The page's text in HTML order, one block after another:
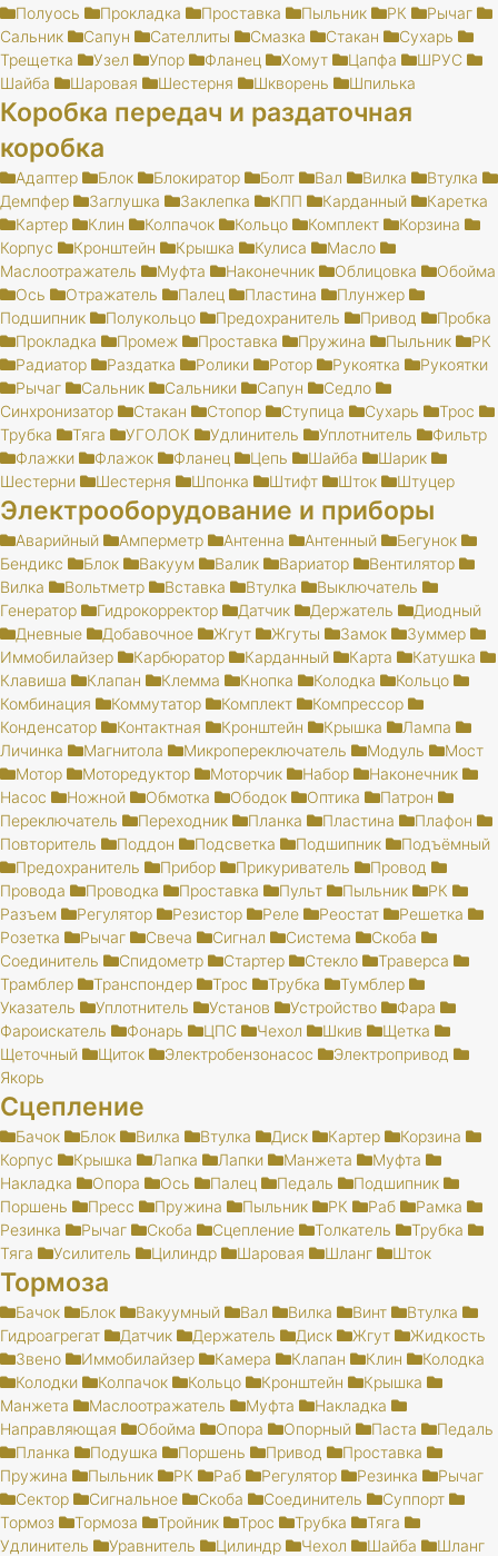
Полуось
Прокладка Проставка Пыльник РК
Рычаг
Сальник
Сапун Сателлиты Смазка Стакан
Сухарь
Трещетка
Узел Упор Фланец Хомут Цапфа
ШРУС
Шайба
Шаровая Шестерня Шкворень Шпилька
Коробка передач и раздаточная
коробка
Адаптер Блок Блокиратор Болт Вал Вилка
Втулка
Демпфер
Заглушка Заклепка КПП Карданный
Каретка
Картер
Клин Колпачок Кольцо Комплект
Корзина
Корпус
Кронштейн Крышка Кулиса
Масло
Маслоотражатель
Муфта Наконечник Облицовка
Обойма
Ось
Отражатель Палец Пластина
Плунжер
Подшипник
Полукольцо Предохранитель Привод
Пробка
Прокладка
Промеж Проставка Пружина Пыльник
РК
Радиатор
Раздатка Ролики Ротор Рукоятка
Рукоятки
Рычаг
Сальник Сальники Сапун
Седло
Синхронизатор
Стакан Стопор Ступица Сухарь
Трос
Трубка
Тяга УГОЛОК Удлинитель Уплотнитель
Фильтр
Флажки
Флажок Фланец Цепь Шайба
Шарик
Шестерни
Шестерня Шпонка Штифт Шток Штуцер
Электрооборудование и приборы
Аварийный Амперметр Антенна Антенный
Бегунок
Бендикс
Блок Вакуум Валик Вариатор
Вентилятор
Вилка
Вольтметр Вставка Втулка
Выключатель
Генератор
Гидрокорректор Датчик Держатель
Диодный
Дневные
Добавочное Жгут Жгуты Замок
Зуммер
Иммобилайзер
Карбюратор Карданный Карта
Катушка
Клавиша
Клапан Клемма Кнопка Колодка
Кольцо
Комбинация
Коммутатор Комплект
Компрессор
Конденсатор
Контактная Кронштейн Крышка
Лампа
Личинка
Магнитола Микропереключатель Модуль
Мост
Мотор
Моторедуктор Моторчик Набор
Наконечник
Насос
Ножной Обмотка Ободок Оптика
Патрон
Переключатель
Переходник Планка Пластина
Плафон
Повторитель
Поддон Подсветка Подшипник
Подъёмный
Предохранитель
Прибор Прикуриватель
Провод
Провода
Проводка Проставка Пульт Пыльник
РК
Разъем
Регулятор Резистор Реле Реостат
Решетка
Розетка
Рычаг Свеча Сигнал Система
Скоба
Соединитель
Спидометр Стартер Стекло
Траверса
Трамблер
Транспондер Трос Трубка
Тумблер
Указатель
Уплотнитель Установ Устройство
Фара
Фароискатель
Фонарь ЦПС Чехол Шкив
Щетка
Щеточный
Щиток Электробензонасос
Электропривод
Якорь
Сцепление
Бачок Блок Вилка Втулка Диск Картер
Корзина
Корпус
Крышка Лапка Лапки Манжета
Муфта
Накладка
Опора Ось Палец Педаль
Подшипник
Поршень
Пресс Пружина Пыльник РК Раб
Рамка
Резинка
Рычаг Скоба Сцепление Толкатель
Трубка
Тяга
Усилитель Цилиндр Шаровая Шланг Шток
Тормоза
Бачок Блок Вакуумный Вал Вилка Винт
Втулка
Гидроагрегат
Датчик Держатель Диск Жгут
Жидкость
Звено
Иммобилайзер Камера Клапан Клин
Колодка
Колодки
Колпачок Кольцо Кронштейн
Крышка
Манжета
Маслоотражатель Муфта
Накладка
Направляющая
Обойма Опора Опорный Паста
Педаль
Планка
Подушка Поршень Привод
Проставка
Пружина
Пыльник РК Раб Регулятор Резинка
Рычаг
Сектор
Сигнальное Скоба Соединитель
Суппорт
Тормоз
Тормоза Тройник Трос Трубка
Тяга
Удлинитель
Уравнитель Цилиндр Чехол Шайба
Шланг